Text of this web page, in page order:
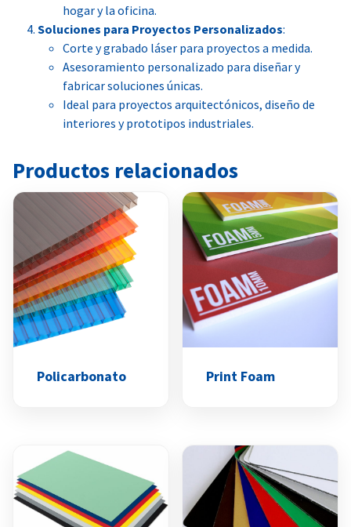
hogar y la oficina.
Soluciones para Proyectos Personalizados:
Corte y grabado láser para proyectos a medida.
Asesoramiento personalizado para diseñar y
fabricar soluciones únicas.
Ideal para proyectos arquitectónicos, diseño de
interiores y prototipos industriales.
Productos relacionados
Policarbonato Print Foam